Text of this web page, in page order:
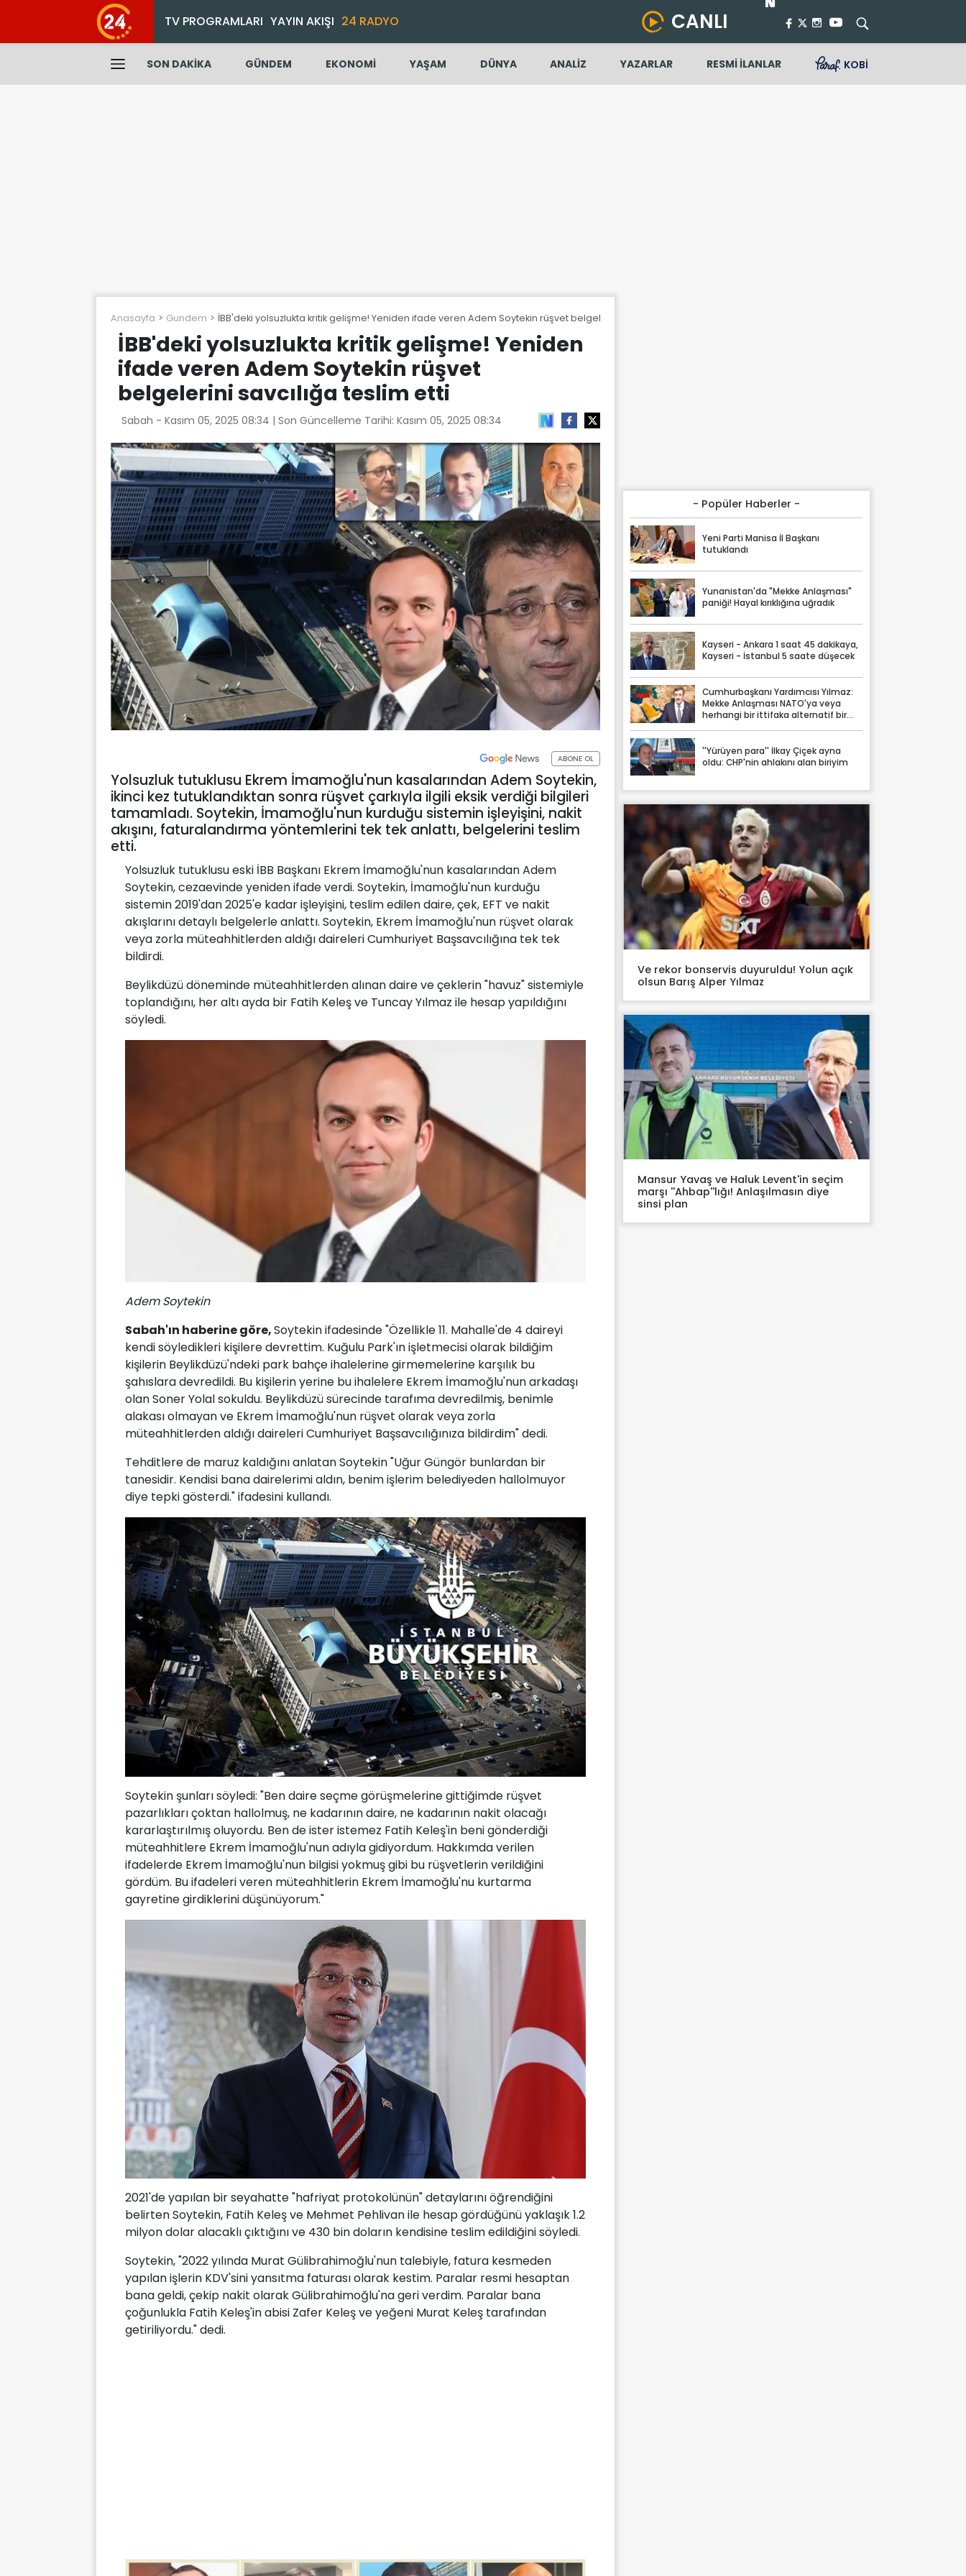
TV PROGRAMLARI YAYIN AKIŞI 24 RADYO CANLI
SON DAKİKA GÜNDEM EKONOMİ YAŞAM DÜNYA ANALİZ YAZARLAR RESMİ İLANLAR KOBİ
Anasayfa Gundem İBB'deki yolsuzlukta kritik gelişme! Yeniden ifade veren Adem Soytekin rüşvet belgelerini savcılığa teslim etti
İBB'deki yolsuzlukta kritik gelişme! Yeniden
ifade veren Adem Soytekin rüşvet
belgelerini savcılığa teslim etti
Sabah - Kasım 05, 2025 08:34 | Son Güncelleme Tarihi: Kasım 05, 2025 08:34
ABONE OL
Yolsuzluk tutuklusu Ekrem İmamoğlu'nun kasalarından Adem Soytekin,
ikinci kez tutuklandıktan sonra rüşvet çarkıyla ilgili eksik verdiği bilgileri
tamamladı. Soytekin, İmamoğlu'nun kurduğu sistemin işleyişini, nakit
akışını, faturalandırma yöntemlerini tek tek anlattı, belgelerini teslim
etti.
Yolsuzluk tutuklusu eski İBB Başkanı Ekrem İmamoğlu'nun kasalarından Adem
Soytekin, cezaevinde yeniden ifade verdi. Soytekin, İmamoğlu'nun kurduğu
sistemin 2019'dan 2025'e kadar işleyişini, teslim edilen daire, çek, EFT ve nakit
akışlarını detaylı belgelerle anlattı. Soytekin, Ekrem İmamoğlu'nun rüşvet olarak
veya zorla müteahhitlerden aldığı daireleri Cumhuriyet Başsavcılığına tek tek
bildirdi.
Beylikdüzü döneminde müteahhitlerden alınan daire ve çeklerin "havuz" sistemiyle
toplandığını, her altı ayda bir Fatih Keleş ve Tuncay Yılmaz ile hesap yapıldığını
söyledi.
Adem Soytekin
Sabah'ın haberine göre,Soytekin ifadesinde "Özellikle 11. Mahalle'de 4 daireyi
kendi söyledikleri kişilere devrettim. Kuğulu Park'ın işletmecisi olarak bildiğim
kişilerin Beylikdüzü'ndeki park bahçe ihalelerine girmemelerine karşılık bu
şahıslara devredildi. Bu kişilerin yerine bu ihalelere Ekrem İmamoğlu'nun arkadaşı
olan Soner Yolal sokuldu. Beylikdüzü sürecinde tarafıma devredilmiş, benimle
alakası olmayan ve Ekrem İmamoğlu'nun rüşvet olarak veya zorla
müteahhitlerden aldığı daireleri Cumhuriyet Başsavcılığınıza bildirdim" dedi.
Tehditlere de maruz kaldığını anlatan Soytekin "Uğur Güngör bunlardan bir
tanesidir. Kendisi bana dairelerimi aldın, benim işlerim belediyeden hallolmuyor
diye tepki gösterdi." ifadesini kullandı.
Soytekin şunları söyledi: "Ben daire seçme görüşmelerine gittiğimde rüşvet
pazarlıkları çoktan hallolmuş, ne kadarının daire, ne kadarının nakit olacağı
kararlaştırılmış oluyordu. Ben de ister istemez Fatih Keleş'in beni gönderdiği
müteahhitlere Ekrem İmamoğlu'nun adıyla gidiyordum. Hakkımda verilen
ifadelerde Ekrem İmamoğlu'nun bilgisi yokmuş gibi bu rüşvetlerin verildiğini
gördüm. Bu ifadeleri veren müteahhitlerin Ekrem İmamoğlu'nu kurtarma
gayretine girdiklerini düşünüyorum."
2021'de yapılan bir seyahatte "hafriyat protokolünün" detaylarını öğrendiğini
belirten Soytekin, Fatih Keleş ve Mehmet Pehlivan ile hesap gördüğünü yaklaşık 1.2
milyon dolar alacaklı çıktığını ve 430 bin doların kendisine teslim edildiğini söyledi.
Soytekin, "2022 yılında Murat Gülibrahimoğlu'nun talebiyle, fatura kesmeden
yapılan işlerin KDV'sini yansıtma faturası olarak kestim. Paralar resmi hesaptan
bana geldi, çekip nakit olarak Gülibrahimoğlu'na geri verdim. Paralar bana
çoğunlukla Fatih Keleş'in abisi Zafer Keleş ve yeğeni Murat Keleş tarafından
getiriliyordu." dedi.
- Popüler Haberler -
Yeni Parti Manisa İl Başkanı
tutuklandı
Yunanistan'da "Mekke Anlaşması"
paniği! Hayal kırıklığına uğradık
Kayseri - Ankara 1 saat 45 dakikaya,
Kayseri - İstanbul 5 saate düşecek
Cumhurbaşkanı Yardımcısı Yılmaz:
Mekke Anlaşması NATO'ya veya
herhangi bir ittifaka alternatif bir
''Yürüyen para'' İlkay Çiçek ayna
oldu: CHP'nin ahlakını alan biriyim
Ve rekor bonservis duyuruldu! Yolun açık
olsun Barış Alper Yılmaz
Mansur Yavaş ve Haluk Levent'in seçim
marşı ''Ahbap''lığı! Anlaşılmasın diye
sinsi plan